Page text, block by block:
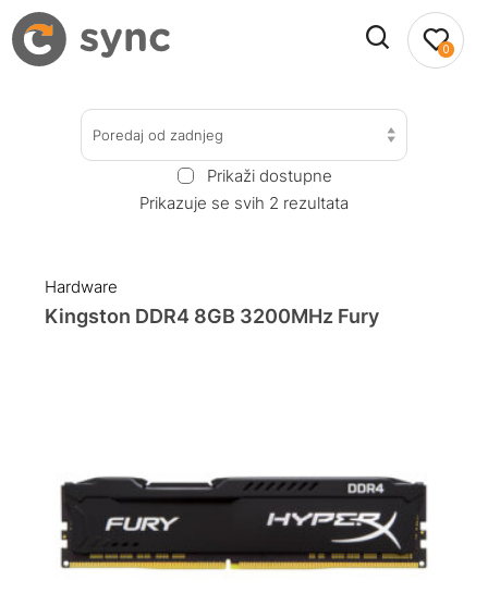
0
Poredaj od zadnjeg
Prikaži dostupne
Prikazuje se svih 2 rezultata
Hardware
Kingston DDR4 8GB 3200MHz Fury